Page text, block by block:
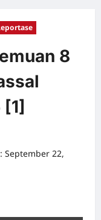
8
September 22,